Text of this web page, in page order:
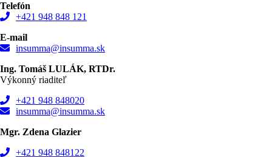
Telefón
+421 948 848 121
E-mail
insumma@insumma.sk
Ing. Tomáš LULÁK, RTDr.
Výkonný riaditeľ
+421 948 848020
insumma@insumma.sk
Mgr. Zdena Glazier
+421 948 848122